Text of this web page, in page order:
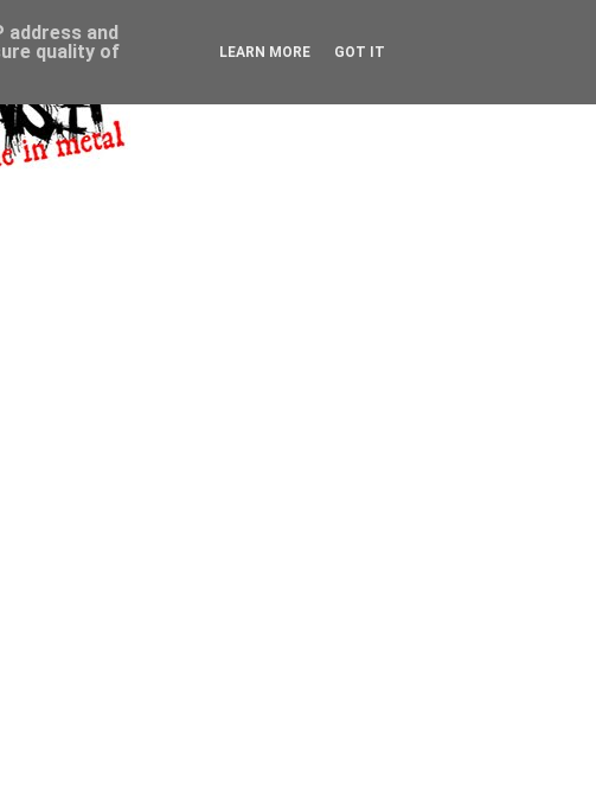
address and
quality of
LEARN MORE GOT IT